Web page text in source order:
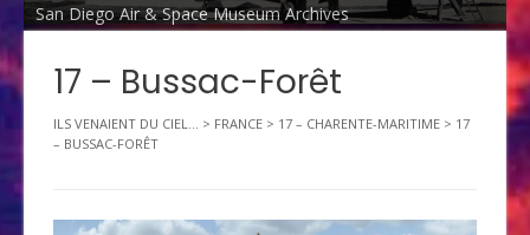
San Diego Air & Space Museum Archives
17 – Bussac-Forêt
ILS VENAIENT DU CIEL... > FRANCE > 17 – CHARENTE-MARITIME > 17
– BUSSAC-FORÊT